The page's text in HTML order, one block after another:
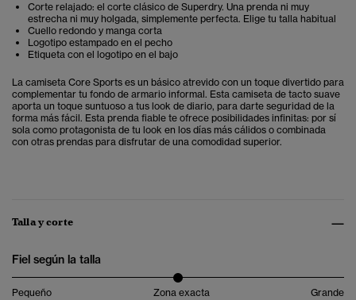
Corte relajado: el corte clásico de Superdry. Una prenda ni muy
estrecha ni muy holgada, simplemente perfecta. Elige tu talla habitual
Cuello redondo y manga corta
Logotipo estampado en el pecho
Etiqueta con el logotipo en el bajo
La camiseta Core Sports es un básico atrevido con un toque divertido para
complementar tu fondo de armario informal. Esta camiseta de tacto suave
aporta un toque suntuoso a tus look de diario, para darte seguridad de la
forma más fácil. Esta prenda fiable te ofrece posibilidades infinitas: por sí
sola como protagonista de tu look en los días más cálidos o combinada
con otras prendas para disfrutar de una comodidad superior.
Talla y corte
Fiel según la talla
Pequeño Zona exacta Grande